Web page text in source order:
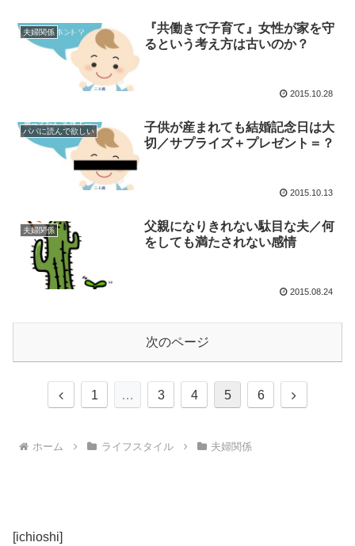
夫婦関係
『共働きで子育て』女性が家を守
るという考え方は古いのか？
2015.10.28
パパに読んで欲しい
子供が産まれても結婚記念日は大
切／サプライズ＋プレゼント＝？
2015.10.13
夫婦関係
父親になりきれない駄目な夫／何
をしても満たされない感情
2015.08.24
次のページ
前
1 … 3 4 5 6
次
ホーム ライフスタイル 夫婦関係
[ichioshi]